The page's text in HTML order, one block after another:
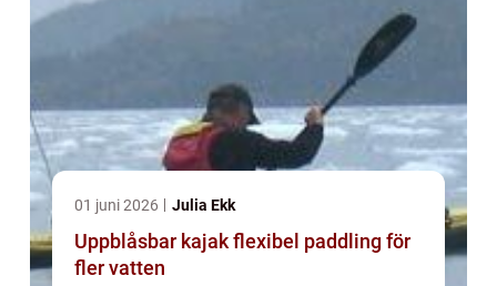
01 juni 2026 Julia Ekk
Uppblåsbar kajak flexibel paddling för
fler vatten